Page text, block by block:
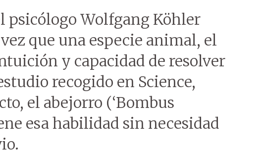
psicólogo Wolfgang Köhler
que una especie animal, el
y capacidad de resolver
recogido en Science,
el abejorro (‘Bombus
esa habilidad sin necesidad